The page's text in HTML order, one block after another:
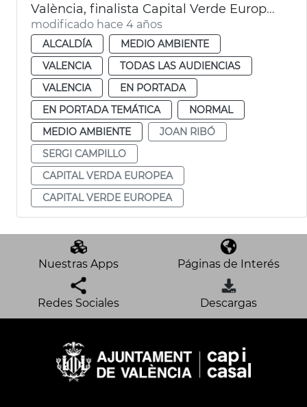
València, finalista Capital Verde Europea 2024
modificado hace 4 años
ALCALDÍA
MEDIO AMBIENTE
VALENCIA
TODAS LAS AUDIENCIAS
VALENCIA
EN PORTADA
EN PORTADA TEMÁTICA
NORMAL
MEDIO AMBIENTE
JOAN RIBÓ
SERGI CAMPILLO
CAPITAL VERDA EUROPEA
CAPITAL VERDE EUROPEA
Nuestras Apps Páginas de Interés
Redes Sociales Descargas